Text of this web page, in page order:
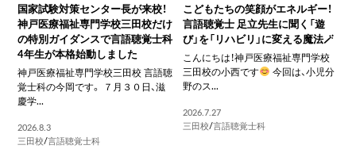
国家試験対策センター長が来校！
神戸医療福祉専門学校三田校だけ
の特別ガイダンスで言語聴覚士科
4年生が本格始動しました
神戸医療福祉専門学校三田校 言語聴
覚士科の今岡です。 ７月３０日、滋
慶学...
2026.8.3
三田校/言語聴覚士科
こどもたちの笑顔がエネルギー！
言語聴覚士 足立先生に聞く「遊
び」を「リハビリ」に変える魔法🪄
こんにちは！神戸医療福祉専門学校
三田校の小西です
今回は、小児分
野のス...
2026.7.27
三田校/言語聴覚士科